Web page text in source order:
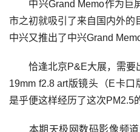
中兴Grand Memo作为巨
市之初就吸引了来自国内外的
中兴又推出了中兴Grand
恰逢北京P&E大展，需要
19mm f2.8 art版镜头（E卡
是乎便这样经历了这次PM2.5
本期天极网数码影像频道